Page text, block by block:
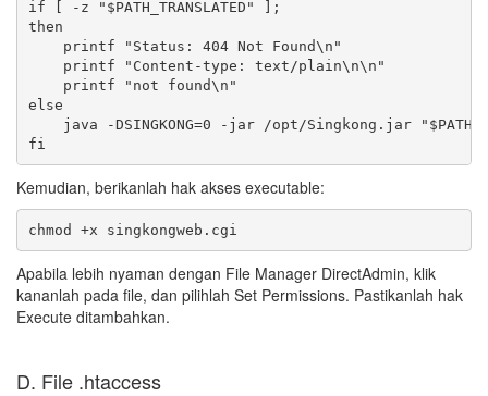
if [ -z "$PATH_TRANSLATED" ];
then
    printf "Status: 404 Not Found\n"
    printf "Content-type: text/plain\n\n"
    printf "not found\n"
else
java -DSINGKONG=0 -jar /opt/Singkong.jar
Kemudian, berikanlah hak akses executable:
Apabila lebih nyaman dengan File Manager DirectAdmin, klik
kananlah pada file, dan pilihlah Set Permissions. Pastikanlah hak
Execute ditambahkan.
D. File .htaccess